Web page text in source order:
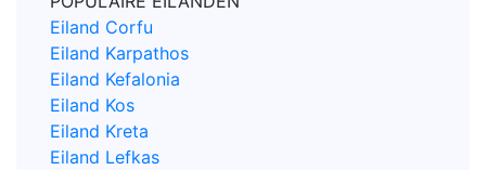
Eiland Corfu
Eiland Karpathos
Eiland Kefalonia
Eiland Kos
Eiland Kreta
Eiland Lefkas